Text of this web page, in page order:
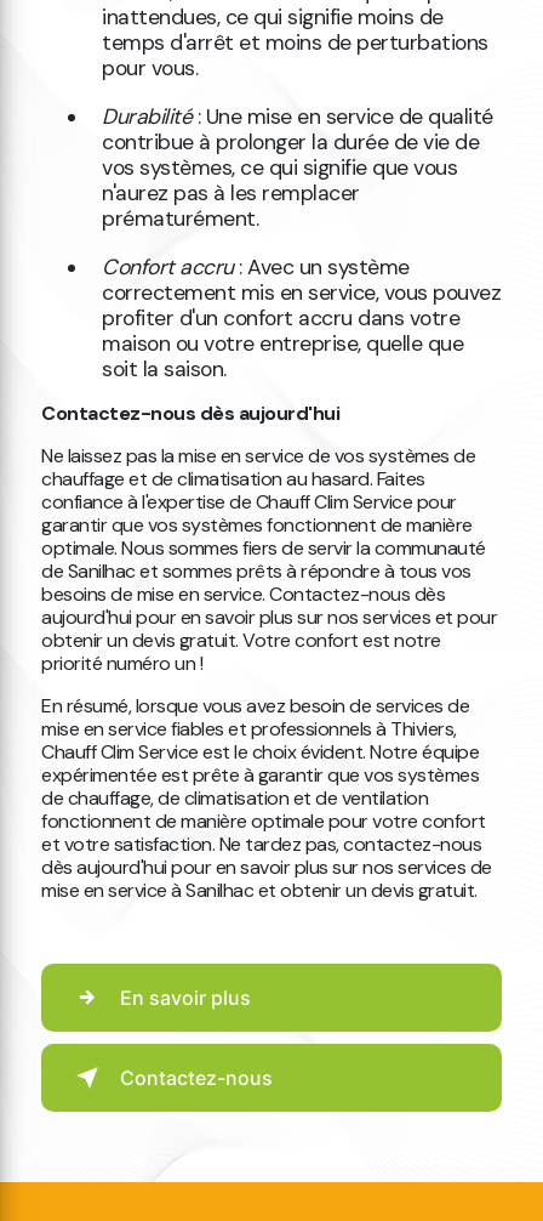
inattendues, ce qui signifie moins de
temps d'arrêt et moins de perturbations
pour vous.
Durabilité: Une mise en service de qualité
contribue à prolonger la durée de vie de
vos systèmes, ce qui signifie que vous
n'aurez pas à les remplacer
prématurément.
Confort accru: Avec un système
correctement mis en service, vous pouvez
profiter d'un confort accru dans votre
maison ou votre entreprise, quelle que
soit la saison.
Contactez-nous dès aujourd'hui
Ne laissez pas la mise en service de vos systèmes de
chauffage et de climatisation au hasard. Faites
confiance à l'expertise de Chauff Clim Service pour
garantir que vos systèmes fonctionnent de manière
optimale. Nous sommes fiers de servir la communauté
de Sanilhac et sommes prêts à répondre à tous vos
besoins de mise en service. Contactez-nous dès
aujourd'hui pour en savoir plus sur nos services et pour
obtenir un devis gratuit. Votre confort est notre
priorité numéro un !
En résumé, lorsque vous avez besoin de services de
mise en service fiables et professionnels à Thiviers,
Chauff Clim Service est le choix évident. Notre équipe
expérimentée est prête à garantir que vos systèmes
de chauffage, de climatisation et de ventilation
fonctionnent de manière optimale pour votre confort
et votre satisfaction. Ne tardez pas, contactez-nous
dès aujourd'hui pour en savoir plus sur nos services de
mise en service à Sanilhac et obtenir un devis gratuit.
En savoir plus
Contactez-nous